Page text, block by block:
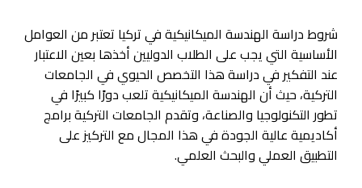
شروط دراسة الهندسة الميكانيكية في تركيا تعتبر من العوامل
الأساسية التي يجب على الطلاب الدوليين أخذها بعين الاعتبار
عند التفكير في دراسة هذا التخصص الحيوي في الجامعات
التركية، حيث أن الهندسة الميكانيكية تلعب دورًا كبيرًا في
تطور التكنولوجيا والصناعة، وتقدم الجامعات التركية برامج
أكاديمية عالية الجودة في هذا المجال مع التركيز على
التطبيق العملي والبحث العلمي.